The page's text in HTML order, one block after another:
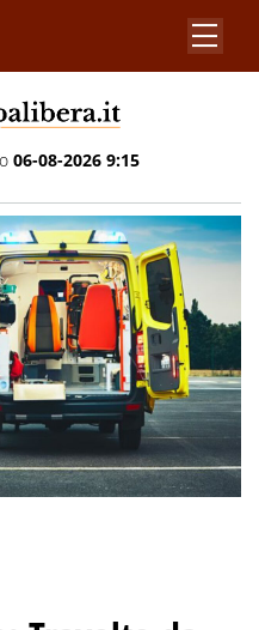
06-08-2026 9:15